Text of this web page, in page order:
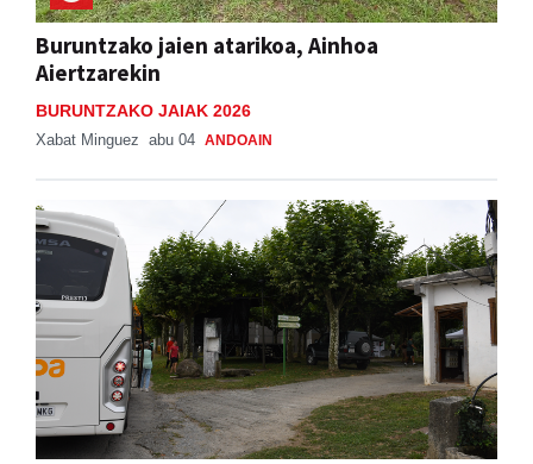
Buruntzako jaien atarikoa, Ainhoa
Aiertzarekin
BURUNTZAKO JAIAK 2026
Xabat Minguez abu 04 ANDOAIN